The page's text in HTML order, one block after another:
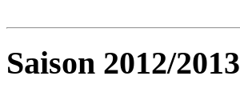
Saison 2012/2013